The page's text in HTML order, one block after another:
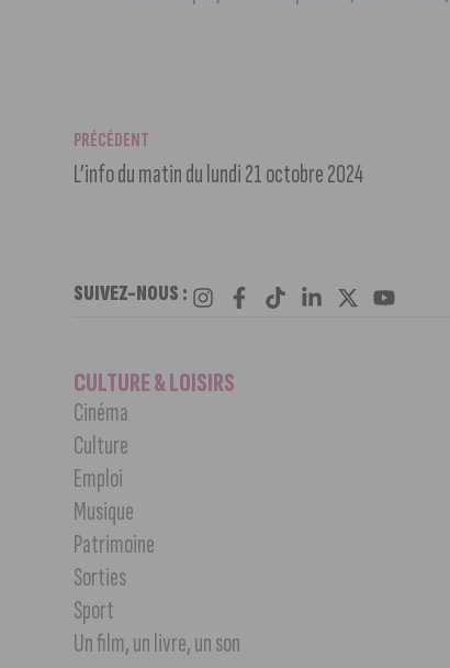
PRÉCÉDENT
L’info du matin du lundi 21 octobre 2024
SUIVEZ-NOUS :
CULTURE & LOISIRS
Cinéma
Culture
Emploi
Musique
Patrimoine
Sorties
Sport
Un film, un livre, un son